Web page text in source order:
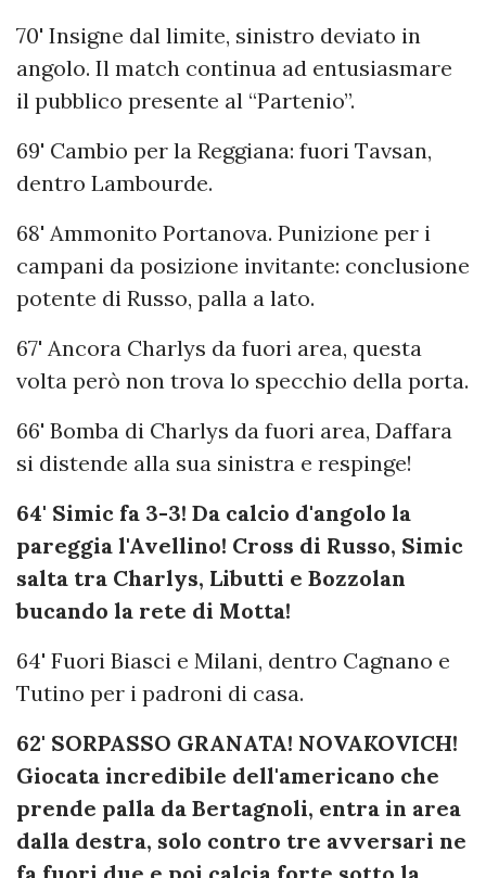
70' Insigne dal limite, sinistro deviato in
angolo. Il match continua ad entusiasmare
il pubblico presente al “Partenio”.
69' Cambio per la Reggiana: fuori Tavsan,
dentro Lambourde.
68' Ammonito Portanova. Punizione per i
campani da posizione invitante: conclusione
potente di Russo, palla a lato.
67' Ancora Charlys da fuori area, questa
volta però non trova lo specchio della porta.
66' Bomba di Charlys da fuori area, Daffara
si distende alla sua sinistra e respinge!
64' Simic fa 3-3! Da calcio d'angolo la
pareggia l'Avellino! Cross di Russo, Simic
salta tra Charlys, Libutti e Bozzolan
bucando la rete di Motta!
64' Fuori Biasci e Milani, dentro Cagnano e
Tutino per i padroni di casa.
62' SORPASSO GRANATA! NOVAKOVICH!
Giocata incredibile dell'americano che
prende palla da Bertagnoli, entra in area
dalla destra, solo contro tre avversari ne